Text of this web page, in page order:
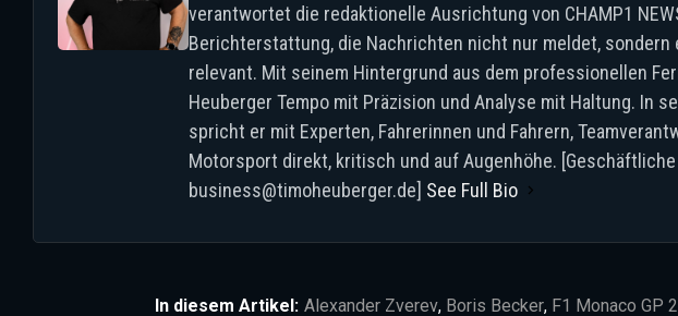
verantwortet die redaktionelle Ausrichtung von CHAMP1
Berichterstattung, die Nachrichten nicht nur meldet, sondern
relevant. Mit seinem Hintergrund aus dem professionellen
Heuberger Tempo mit Präzision und Analyse mit Haltung. In
spricht er mit Experten, Fahrerinnen und Fahrern,
Motorsport direkt, kritisch und auf Augenhöhe. [Geschäftliche
business@timoheuberger.de] See Full Bio
In diesem Artikel: Alexander Zverev, Boris Becker, F1 Monaco GP